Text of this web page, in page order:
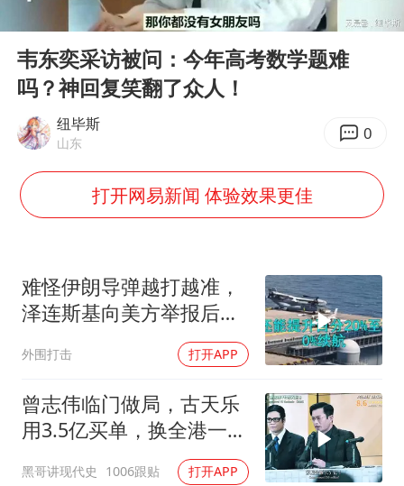
陈幸同晋级WTT横滨冠军赛8强
“立秋的第一杯奶茶”又爆单了
江苏发布台风蓝色预警
台湾海峡南口北上船舶实施交通管制
夯实基础开新局
Play
韦东奕采访被问：今年高考数学题难
吗？神回复笑翻了众人！
纽毕斯
山东 0
打开网易新闻 体验效果更佳
难怪伊朗导弹越打越准，
泽连斯基向美方举报后，
外围打击 打开APP
曾志伟临门做局，古天乐
用3.5亿买单，换全港一声
黑哥讲现代史 1006跟贴 打开APP